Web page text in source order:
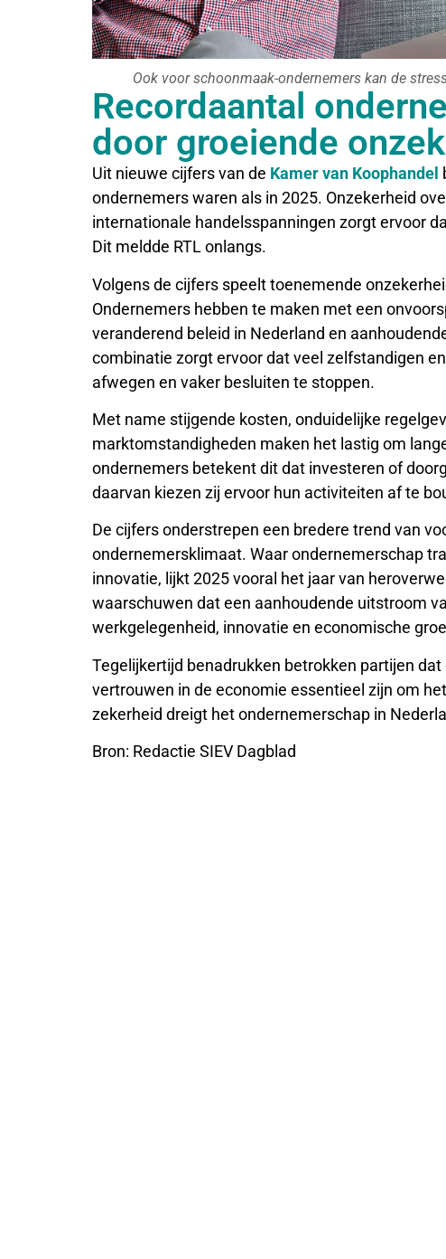
Ook voor schoonmaak-ondernemers kan de
Recordaantal
door groeiende
Uit nieuwe cijfers van de Kamer van Koophandel
ondernemers waren als in 2025. Onzekerheid
internationale handelsspanningen zorgt ervoor
Dit meldde RTL onlangs.
Volgens de cijfers speelt toenemende
Ondernemers hebben te maken met een
veranderend beleid in Nederland en
combinatie zorgt ervoor dat veel zelfstandigen
afwegen en vaker besluiten te stoppen.
Met name stijgende kosten, onduidelijke
marktomstandigheden maken het lastig om
ondernemers betekent dit dat investeren of
daarvan kiezen zij ervoor hun activiteiten af te
De cijfers onderstrepen een bredere trend van
ondernemersklimaat. Waar ondernemerschap
innovatie, lijkt 2025 vooral het jaar van
waarschuwen dat een aanhoudende uitstroom
werkgelegenheid, innovatie en economische
Tegelijkertijd benadrukken betrokken partijen
vertrouwen in de economie essentieel zijn om
zekerheid dreigt het ondernemerschap in
Bron: Redactie SIEV Dagblad